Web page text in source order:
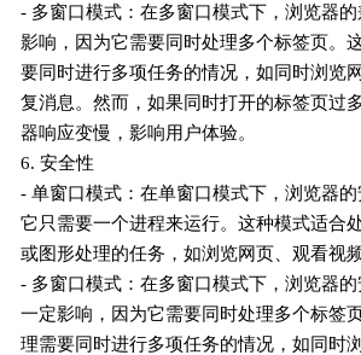
- 多窗口模式：在多窗口模式下，浏览器的
影响，因为它需要同时处理多个标签页。
要同时进行多项任务的情况，如同时浏览
复消息。然而，如果同时打开的标签页过
器响应变慢，影响用户体验。
6. 安全性
- 单窗口模式：在单窗口模式下，浏览器
它只需要一个进程来运行。这种模式适合
或图形处理的任务，如浏览网页、观看视
- 多窗口模式：在多窗口模式下，浏览器的
一定影响，因为它需要同时处理多个标签
理需要同时进行多项任务的情况，如同时